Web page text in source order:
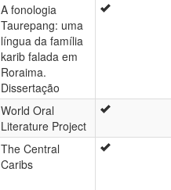
A fonologia
Taurepang: uma
língua da família
karib falada em
Roraima.
Dissertação
World Oral
Literature Project
The Central
Caribs